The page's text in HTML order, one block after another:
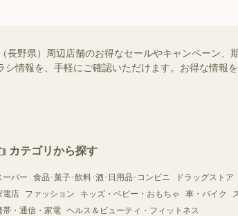
野県）周辺店舗のお得なセールやキャンペーン、
情報を、手軽にご確認いただけます。お得な情報
カテゴリから探す
ーパー 食品･菓子･飲料･酒･日用品･コンビニ ドラッグストア
電店
ファッション キッズ・ベビー・おもちゃ 車・バイク
帯・通信・家電 ヘルス＆ビューティ・フィットネス